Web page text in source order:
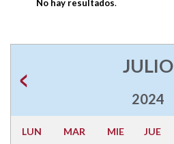
No hay resultados.
JULIO
2024
LUN MAR MIE JUE